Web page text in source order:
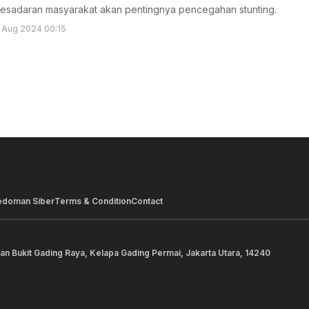
masyarakat akan pentingnya pencegahan stunting.
2024 00:15
SiberTerms & ConditionContact
Bukit Gading Raya, Kelapa Gading Permai, Jakarta Utara, 14240